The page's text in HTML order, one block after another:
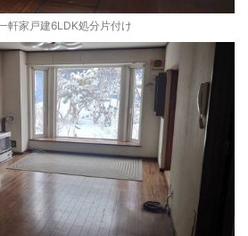
軒家戸建6LDK処分片付け